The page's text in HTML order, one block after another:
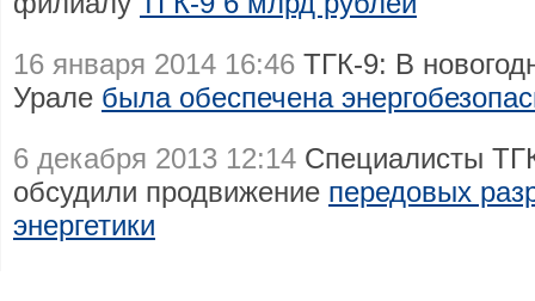
16 января 2014 16:46 ТГК-9: В
Урале была обеспечена
6 декабря 2013 12:14 Специалисты
обсудили продвижение передовых
энергетики